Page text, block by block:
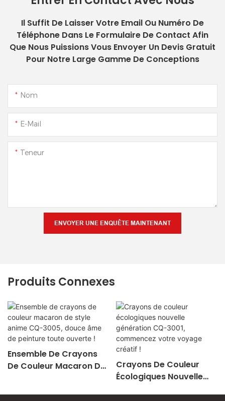
Il Suffit De Laisser Votre Email Ou Numéro De
Téléphone Dans Le Formulaire De Contact Afin
Que Nous Puissions Vous Envoyer Un Devis Gratuit
Pour Notre Large Gamme De Conceptions
Nom
E-Mail
Teneur
ENVOYER UNE ENQUÊTE MAINTENANT
Produits Connexes
Ensemble De Crayons
De Couleur Macaron De
Crayons De Couleur
Écologiques Nouvelle